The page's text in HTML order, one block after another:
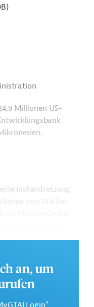
Millionen US-
Instandsetzung
von 16,4 km
wirtschaftliche
Kapazitäten in
-wartung, Klima-
und
an, um
Login"